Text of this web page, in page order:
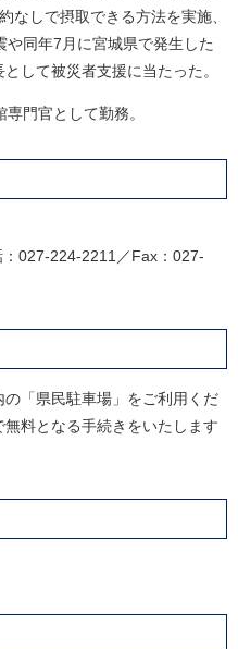
なしで摂取できる方法を実施、
同年7月に宮城県で発生した
して被災者支援に当たった。
門官として勤務。
027-224-2211／Fax：027-
「県民駐車場」をご利用くだ
料となる手続きをいたします